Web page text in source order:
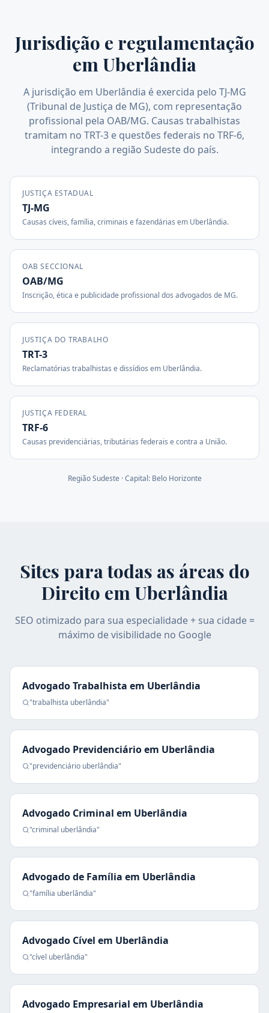
Jurisdição e regulamentação
emUberlândia
A jurisdição em Uberlândia é exercida pelo TJ-MG
(Tribunal de Justiça de MG), com representação
profissional pela OAB/MG. Causas trabalhistas
tramitam no TRT-3 e questões federais no TRF-6,
integrando a região Sudeste do país.
JUSTIÇA ESTADUAL
TJ-MG
Causas cíveis, família, criminais e fazendárias em Uberlândia.
OAB SECCIONAL
OAB/MG
Inscrição, ética e publicidade profissional dos advogados de MG.
JUSTIÇA DO TRABALHO
TRT-3
Reclamatórias trabalhistas e dissídios em Uberlândia.
JUSTIÇA FEDERAL
TRF-6
Causas previdenciárias, tributárias federais e contra a União.
RegiãoSudeste · Capital: Belo Horizonte
Sites para todas as áreas do
Direito emUberlândia
SEO otimizado para sua especialidade + sua cidade =
máximo de visibilidade no Google
Advogado Trabalhista em Uberlândia
"trabalhista uberlândia"
Advogado Previdenciárioem Uberlândia
"previdenciário uberlândia"
Advogado Criminal em Uberlândia
"criminal uberlândia"
Advogado de Família em Uberlândia
"família uberlândia"
Advogado Cível em Uberlândia
"cível uberlândia"
Advogado Empresarial em Uberlândia